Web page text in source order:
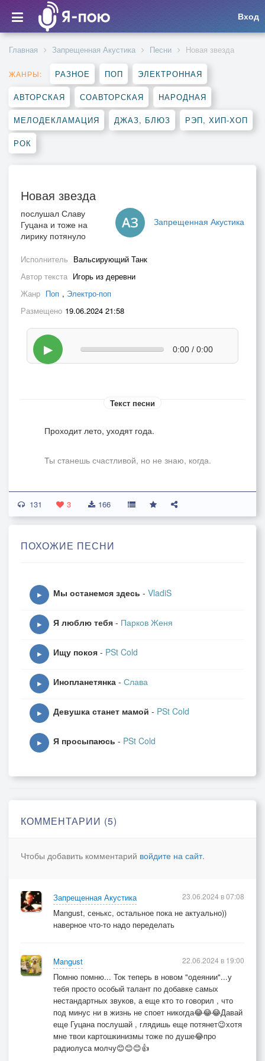
Вход
Главная Запрещенная Акустика Песни Новая звезда
ЖАНРЫ: РАЗНОЕ ПОП ЭЛЕКТРОННАЯ
АВТОРСКАЯ СОАВТОРСКАЯ НАРОДНАЯ
МЕЛОДЕКЛАМАЦИЯ ДЖАЗ, БЛЮЗ РЭП, ХИП-ХОП
РОК
Новая звезда
Запрещенная Акустика
послушал Славу
Гуцана и тоже на
лирику потянуло
Исполнитель Вальсирующий Танк
Автор текста Игорь из деревни
Жанр Поп , Электро-поп
Размещено 19.06.2024 21:58
▶ 0:00 / 0:00
Текст песни
Проходит лето, уходят года.
Ты станешь счастливой, но не знаю, когда.
Ты обретёшь свежесть бескрайних равнин,
Ты обретёшь мудрость горных вершин.
Нам помогала жить, умирать, снова жить
Поглощая своим светом мили и года.
Я иду уже столетья и не сверну со своего пути.
Когда-нибудь, знаю, я встречусь с тобой.
Ты будешь моею, и я буду твой.
131 3 166
ПОХОЖИЕ ПЕСНИ
▶ Мы останемся здесь - VladiS
▶ Я люблю тебя - Парков Женя
▶ Ищу покоя - PSt Cold
▶ Инопланетянка - Слава
▶ Девушка станет мамой - PSt Cold
▶ Я просыпаюсь - PSt Cold
КОММЕНТАРИИ (5)
Чтобы добавить комментарий войдите на сайт.
Запрещенная Акустика
Mangust, сенькс, остальное пока не актуально))
наверное что-то надо переделать
23.06.2024 в 07:08
Mangust
Помню помню... Ток теперь в новом "одеянии"...у
тебя просто особый талант по добавке самых
нестандартных звуков, а еще кто то говорил , что
под минус ни в жизнь не споет никогда😂😂😂Давай
еще Гуцана послушай , глядишь еще потянет😉хотя
мне твои картошкинизмы тоже по душе😂про
радиолуса молчу😊😊😊👍
22.06.2024 в 19:00